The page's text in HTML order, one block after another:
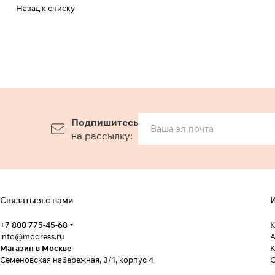
Назад к списку
Подпишитесь
на рассылку:
Связаться с нами
+7 800 775-45-68
info@modress.ru
Магазин в Москве
Семеновская набережная, 3/1, корпус 4